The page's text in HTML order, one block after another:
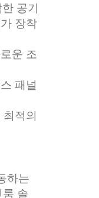
공기
장착
운 조
패널
적의
하는
룸 솔